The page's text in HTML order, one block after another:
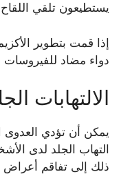
يستطيعون تلقي اللقاح
إذا قمت بتطوير
دواء مضاد للفيروسات
الالتهابات
يمكن أن تؤدي العدوى
التهاب الجلد لدى
ذلك إلى تفاقم أعراض